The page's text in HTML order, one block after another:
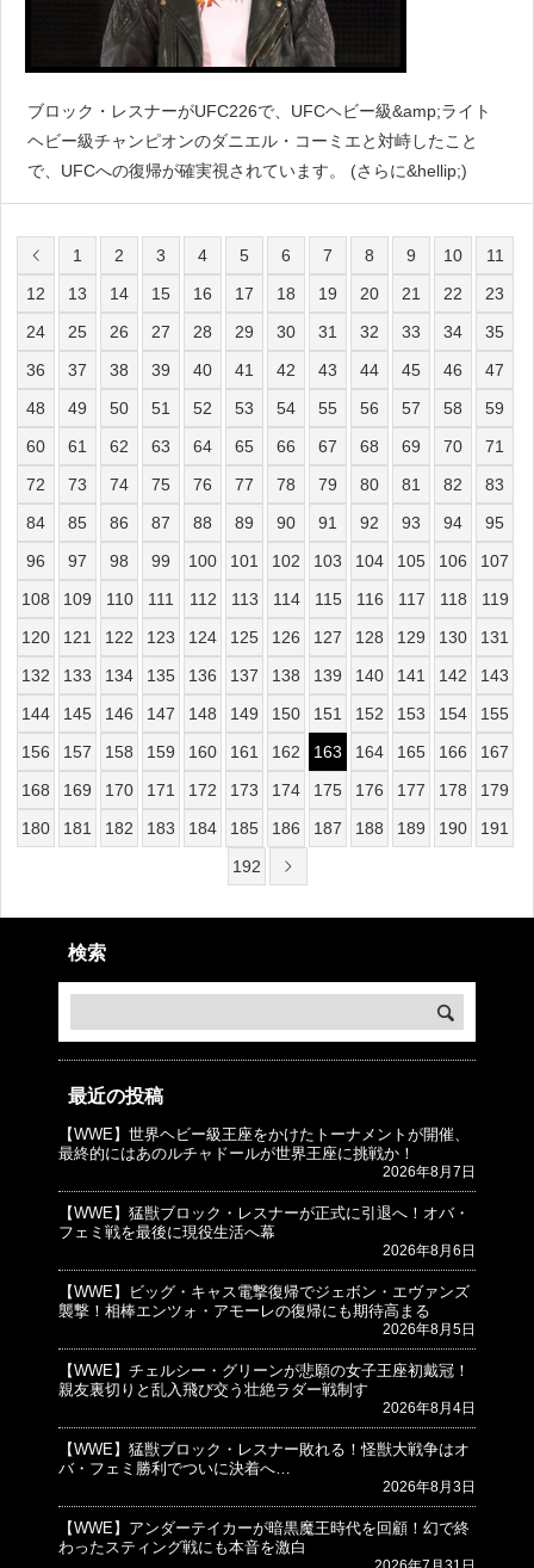
ブロック・レスナーがUFC226で、UFCヘビー級&amp;ライト
ヘビー級チャンピオンのダニエル・コーミエと対峙したこと
で、UFCへの復帰が確実視されています。 (さらに&hellip;)
1 2 3 4 5 6 7 8 9 10
11
12
13 14 15 16 17 18 19 20 21 22
23
24
25 26 27 28 29 30 31 32 33 34
35
36
37 38 39 40 41 42 43 44 45 46
47
48
49 50 51 52 53 54 55 56 57 58
59
60
61 62 63 64 65 66 67 68 69 70
71
72
73 74 75 76 77 78 79 80 81 82
83
84
85 86 87 88 89 90 91 92 93 94
95
96
97 98 99 100 101 102 103 104 105 106
107
108
109 110 111 112 113 114 115 116 117 118
119
120
121 122 123 124 125 126 127 128 129 130
131
132
133 134 135 136 137 138 139 140 141 142
143
144
145 146 147 148 149 150 151 152 153 154
155
156
157 158 159 160 161 162 163 164 165 166
167
168
169 170 171 172 173 174 175 176 177 178
179
180
181 182 183 184 185 186 187 188 189 190
191
192
検索
最近の投稿
【WWE】世界ヘビー級王座をかけたトーナメントが開催、
最終的にはあのルチャドールが世界王座に挑戦か！
2026年8月7日
【WWE】猛獣ブロック・レスナーが正式に引退へ！オバ・
フェミ戦を最後に現役生活へ幕
2026年8月6日
【WWE】ビッグ・キャス電撃復帰でジェボン・エヴァンズ
襲撃！相棒エンツォ・アモーレの復帰にも期待高まる
2026年8月5日
【WWE】チェルシー・グリーンが悲願の女子王座初戴冠！
親友裏切りと乱入飛び交う壮絶ラダー戦制す
2026年8月4日
【WWE】猛獣ブロック・レスナー敗れる！怪獣大戦争はオ
バ・フェミ勝利でついに決着へ…
2026年8月3日
【WWE】アンダーテイカーが暗黒魔王時代を回顧！幻で終
わったスティング戦にも本音を激白
© プロレスJunkie ～WWEの最新情報 USA～